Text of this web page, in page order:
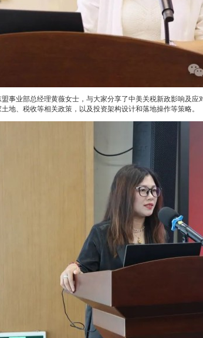
事业部总经理黄薇女士，与大家分享了中美关税新政影响及
地、税收等相关政策，以及投资架构设计和落地操作等策略。